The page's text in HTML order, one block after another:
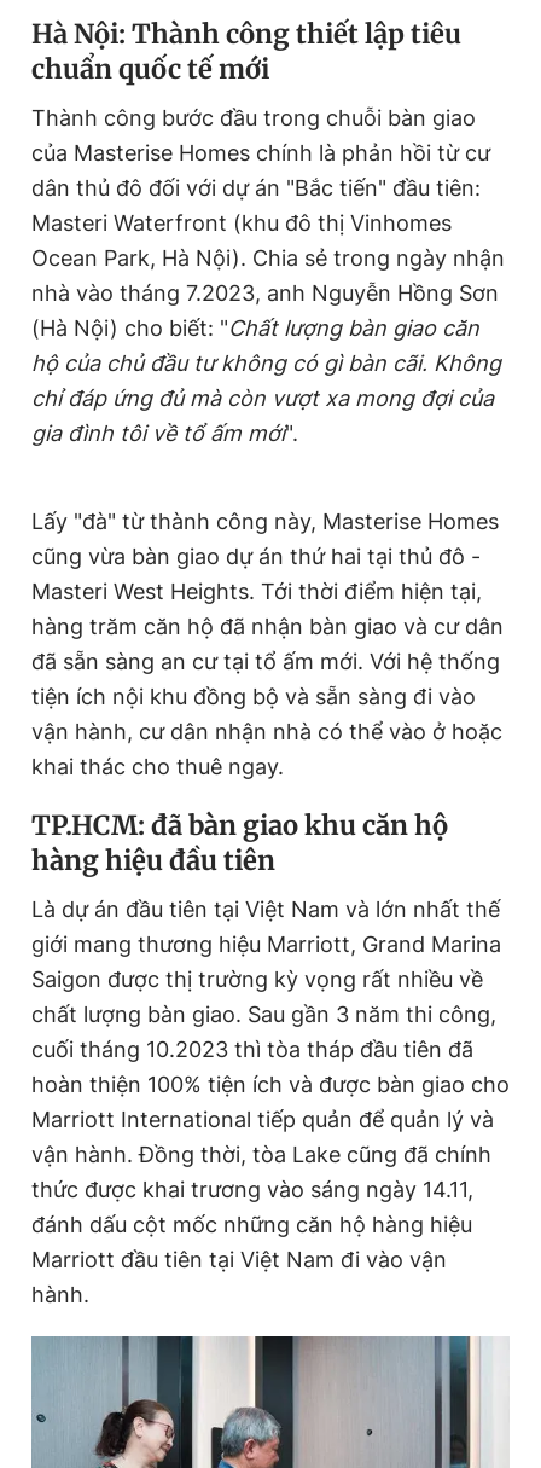
Hà Nội: Thành công thiết lập tiêu
chuẩn quốc tế mới
Thành công bước đầu trong chuỗi bàn giao
của Masterise Homes chính là phản hồi từ cư
dân thủ đô đối với dự án "Bắc tiến" đầu tiên:
Masteri Waterfront (khu đô thị Vinhomes
Ocean Park, Hà Nội). Chia sẻ trong ngày nhận
nhà vào tháng 7.2023, anh Nguyễn Hồng Sơn
(Hà Nội) cho biết: "Chất lượng bàn giao căn
hộ của chủ đầu tư không có gì bàn cãi. Không
chỉ đáp ứng đủ mà còn vượt xa mong đợi của
gia đình tôi về tổ ấm mới".
Lấy "đà" từ thành công này, Masterise Homes
cũng vừa bàn giao dự án thứ hai tại thủ đô -
Masteri West Heights. Tới thời điểm hiện tại,
hàng trăm căn hộ đã nhận bàn giao và cư dân
đã sẵn sàng an cư tại tổ ấm mới. Với hệ thống
tiện ích nội khu đồng bộ và sẵn sàng đi vào
vận hành, cư dân nhận nhà có thể vào ở hoặc
khai thác cho thuê ngay.
TP.HCM: đã bàn giao khu căn hộ
hàng hiệu đầu tiên
Là dự án đầu tiên tại Việt Nam và lớn nhất thế
giới mang thương hiệu Marriott, Grand Marina
Saigon được thị trường kỳ vọng rất nhiều về
chất lượng bàn giao. Sau gần 3 năm thi công,
cuối tháng 10.2023 thì tòa tháp đầu tiên đã
hoàn thiện 100% tiện ích và được bàn giao cho
Marriott International tiếp quản để quản lý và
vận hành. Đồng thời, tòa Lake cũng đã chính
thức được khai trương vào sáng ngày 14.11,
đánh dấu cột mốc những căn hộ hàng hiệu
Marriott đầu tiên tại Việt Nam đi vào vận
hành.